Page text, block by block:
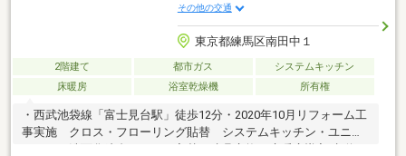
その他の交通
東京都練馬区南田中１
2階建て 都市ガス
システムキッチン
床暖房
浴室乾燥機 所有権
・西武池袋線「富士見台駅」徒歩12分・2020年10月リフォーム工
事実施 クロス・フローリング貼替 システムキッチン・ユニッ